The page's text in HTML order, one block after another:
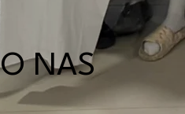
O NAS